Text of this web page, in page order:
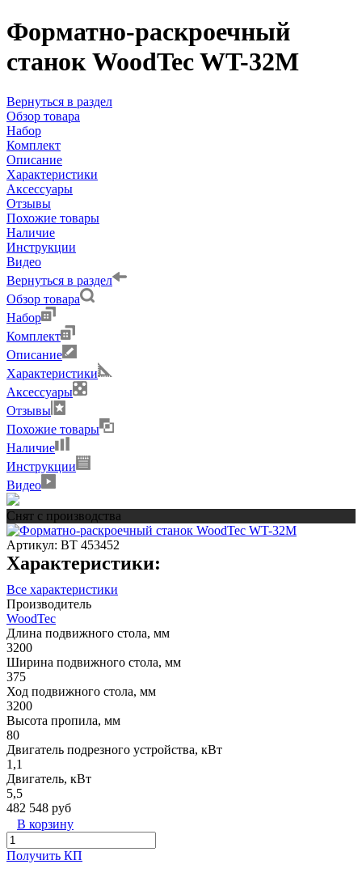
Форматно-раскроечный
станок WoodTec WT-32M
Вернуться в раздел
Обзор товара
Набор
Комплект
Описание
Характеристики
Аксессуары
Отзывы
Похожие товары
Наличие
Инструкции
Видео
Вернуться в раздел
Обзор товара
Набор
Комплект
Описание
Характеристики
Аксессуары
Отзывы
Похожие товары
Наличие
Инструкции
Видео
Снят с производства
Артикул: ВТ 453452
Характеристики:
Все характеристики
Производитель
WoodTec
Длина подвижного стола, мм
3200
Ширина подвижного стола, мм
375
Ход подвижного стола, мм
3200
Высота пропила, мм
80
Двигатель подрезного устройства, кВт
1,1
Двигатель, кВт
5,5
482 548 руб
В корзину
Получить КП